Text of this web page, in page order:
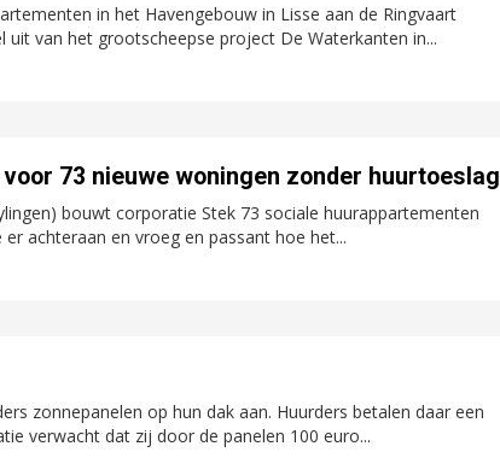
in het Havengebouw in Lisse aan de Ringvaart
van het grootscheepse project De Waterkanten in...
73 nieuwe woningen zonder huurtoeslag
bouwt corporatie Stek 73 sociale huurappartementen
achteraan en vroeg en passant hoe het...
zonnepanelen op hun dak aan. Huurders betalen daar een
verwacht dat zij door de panelen 100 euro...